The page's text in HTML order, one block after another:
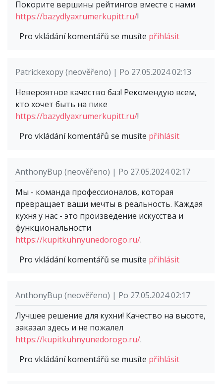
Покорите вершины рейтингов вместе с нами
https://bazydlyaxrumerkupitt.ru/!
Pro vkládání komentářů se musíte přihlásit
Patrickexopy (neověřeno) | Po 27.05.2024 02:13
Невероятное качество баз! Рекомендую всем,
кто хочет быть на пике
https://bazydlyaxrumerkupitt.ru/!
Pro vkládání komentářů se musíte přihlásit
AnthonyBup (neověřeno) | Po 27.05.2024 02:17
Мы - команда профессионалов, которая
превращает ваши мечты в реальность. Каждая
кухня у нас - это произведение искусства и
функциональности
https://kupitkuhnyunedorogo.ru/.
Pro vkládání komentářů se musíte přihlásit
AnthonyBup (neověřeno) | Po 27.05.2024 02:17
Лучшее решение для кухни! Качество на высоте,
заказал здесь и не пожалел
https://kupitkuhnyunedorogo.ru/.
Pro vkládání komentářů se musíte přihlásit